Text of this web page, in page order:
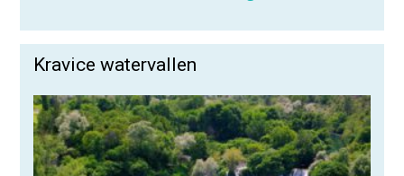
Kravice watervallen